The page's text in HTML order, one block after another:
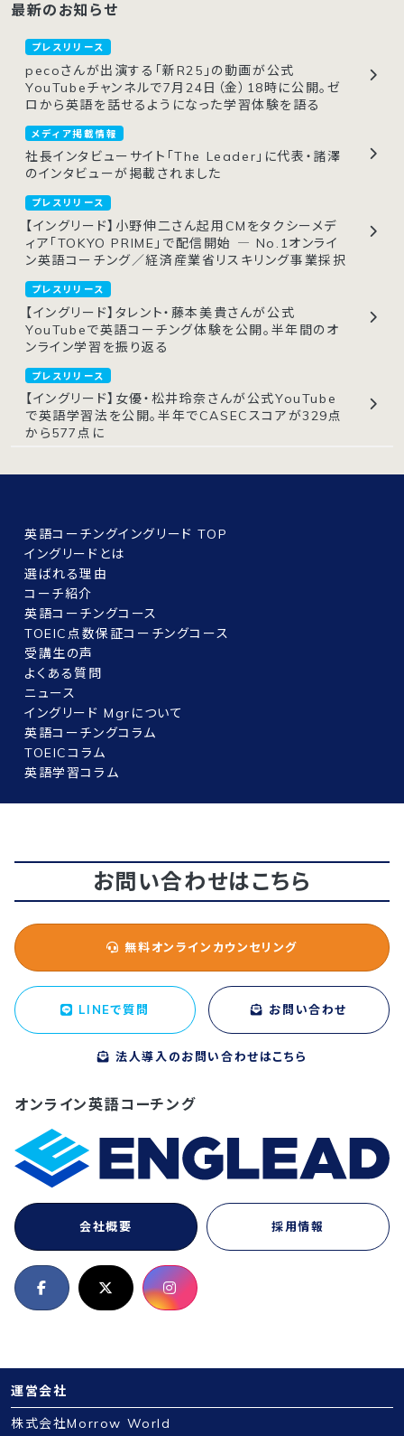
最新のお知らせ
プレスリリース
pecoさんが出演する「新R25」の動画が公式
YouTubeチャンネルで7月24日（金）18時に公開。ゼ
ロから英語を話せるようになった学習体験を語る
メディア掲載情報
社長インタビューサイト「The Leader」に代表・諸澤
のインタビューが掲載されました
プレスリリース
【イングリード】小野伸二さん起用CMをタクシーメデ
ィア「TOKYO PRIME」で配信開始 ― No.1オンライ
ン英語コーチング／経済産業省リスキリング事業採択
プレスリリース
【イングリード】タレント・藤本美貴さんが公式
YouTubeで英語コーチング体験を公開。半年間のオ
ンライン学習を振り返る
プレスリリース
【イングリード】女優・松井玲奈さんが公式YouTube
で英語学習法を公開。半年でCASECスコアが329点
から577点に
英語コーチングイングリード TOP
イングリードとは
選ばれる理由
コーチ紹介
英語コーチングコース
TOEIC点数保証コーチングコース
受講生の声
よくある質問
ニュース
イングリード Mgrについて
英語コーチングコラム
TOEICコラム
英語学習コラム
お問い合わせはこちら
無料オンラインカウンセリング
LINEで質問 お問い合わせ
法人導入のお問い合わせはこちら
オンライン英語コーチング
会社概要 採用情報
運営会社
株式会社Morrow World